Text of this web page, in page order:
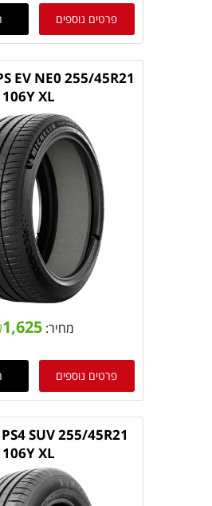
פרטים נוספים
EV NE0 255/45R21
106Y XL
מחיר: 1,625
פרטים נוספים
SUV 255/45R21
106Y XL